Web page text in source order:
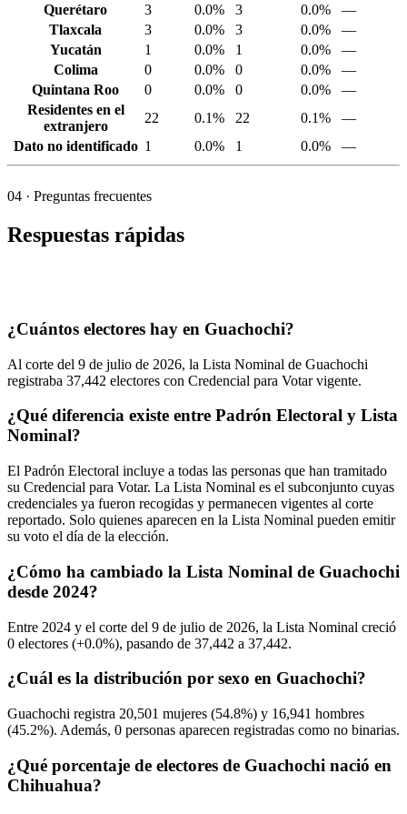
Querétaro 3 0.0% 3 0.0%
—
Tlaxcala
3 0.0% 3 0.0%
—
Yucatán
1 0.0% 1 0.0%
—
Colima
0 0.0% 0 0.0%
—
Quintana Roo
0 0.0% 0 0.0%
—
Residentes en el
extranjero
22 0.1% 22 0.1%
—
Dato no identificado 1 0.0% 1 0.0% —
04 · Preguntas frecuentes
Respuestas rápidas
¿Cuántos electores hay en Guachochi?
Al corte del 9 de julio de 2026, la Lista Nominal de Guachochi
registraba 37,442 electores con Credencial para Votar vigente.
¿Qué diferencia existe entre Padrón Electoral y Lista
Nominal?
El Padrón Electoral incluye a todas las personas que han tramitado
su Credencial para Votar. La Lista Nominal es el subconjunto cuyas
credenciales ya fueron recogidas y permanecen vigentes al corte
reportado. Solo quienes aparecen en la Lista Nominal pueden emitir
su voto el día de la elección.
¿Cómo ha cambiado la Lista Nominal de Guachochi
desde 2024?
Entre 2024 y el corte del 9 de julio de 2026, la Lista Nominal creció
0 electores (+0.0%), pasando de 37,442 a 37,442.
¿Cuál es la distribución por sexo en Guachochi?
Guachochi registra 20,501 mujeres (54.8%) y 16,941 hombres
(45.2%). Además, 0 personas aparecen registradas como no binarias.
¿Qué porcentaje de electores de Guachochi nació en
Chihuahua?